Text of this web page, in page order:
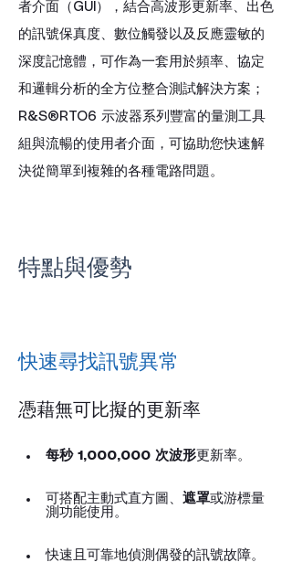
者介面（GUI），結合高波形更新率、出色
的訊號保真度、數位觸發以及反應靈敏的
深度記憶體，可作為一套用於頻率、協定
和邏輯分析的全方位整合測試解決方案；
R&S®RTO6 示波器系列豐富的量測工具
組與流暢的使用者介面，可協助您快速解
決從簡單到複雜的各種電路問題。
特點與優勢
快速尋找訊號異常
憑藉無可比擬的更新率
每秒 1,000,000 次波形更新率。
可搭配主動式直方圖、 遮罩或游標量
測功能使用。
快速且可靠地偵測偶發的訊號故障。